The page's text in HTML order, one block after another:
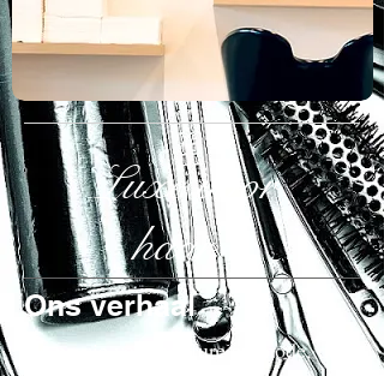
Ons verhaal
De passie voor coiffure en mode, de
Luxe voor
haar !